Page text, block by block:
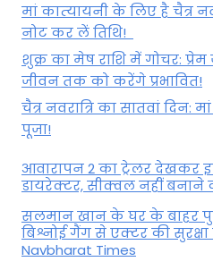
मां कात्‍यायनी के लिए है चैत्र
नोट कर लें तिथि!
शुक्र का मेष राशि में गोचर:
जीवन तक को करेंगे प्रभावित!
चैत्र नवरात्रि का सातवां दिन:
पूजा!
आवारापन 2 का ट्रेलर देखकर
डायरेक्टर, सीक्वल नहीं बनाने
सलमान खान के घर के बाहर
बिश्नोई गैंग से एक्टर की सुरक्षा
Navbharat Times